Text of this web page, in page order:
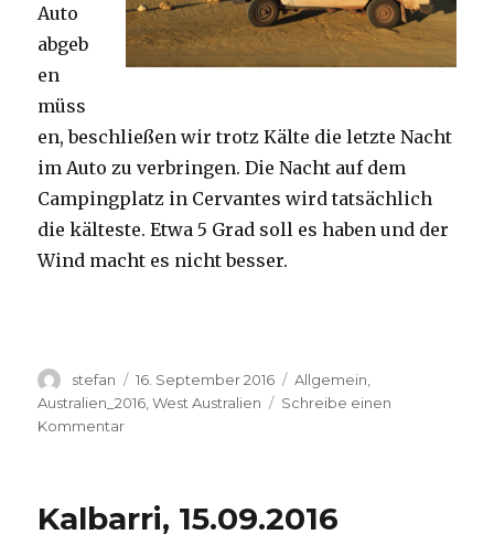
Auto
abgeb
en
müss
en, beschließen wir trotz Kälte die letzte Nacht
im Auto zu verbringen. Die Nacht auf dem
Campingplatz in Cervantes wird tatsächlich
die kälteste. Etwa 5 Grad soll es haben und der
Wind macht es nicht besser.
Autor
stefan
Veröffentlicht
am
16. September 2016 Kategorien
Allgemein
Australien_2016 ,West Australien
Schreibe einen
Kommentarzu
Kalbarri, 15.09.2016